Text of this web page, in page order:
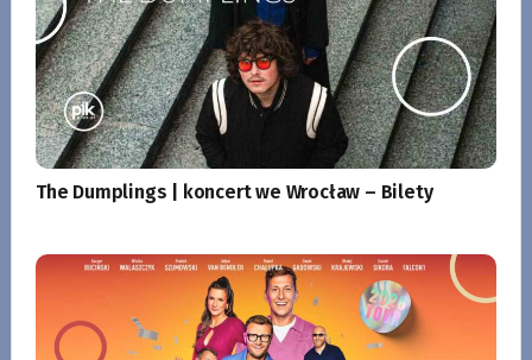
The Dumplings | koncert we Wrocław – Bilety